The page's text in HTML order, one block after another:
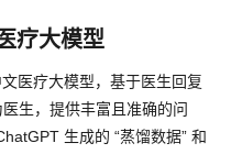
疗大模型
医疗大模型，基于医生回复
生，提供丰富且准确的问
生成的 “蒸馏数据” 和